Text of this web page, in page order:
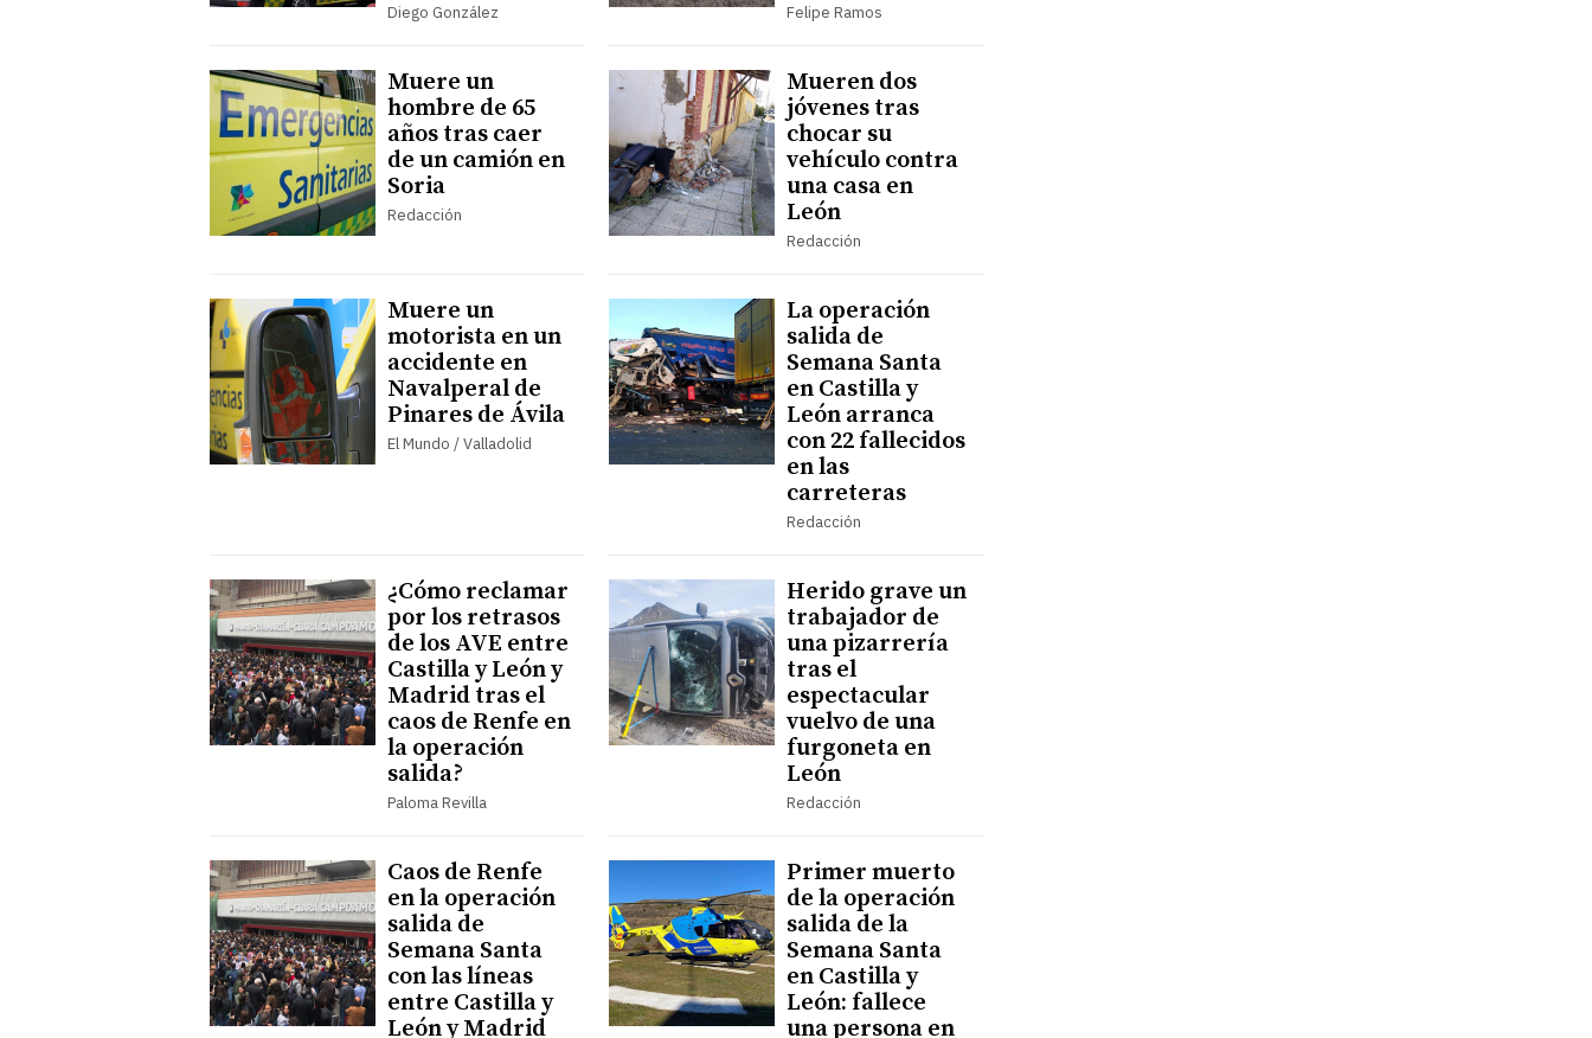
Diego González Felipe Ramos
Muere un
hombre de 65
años tras caer
de un camión en
Soria
Redacción
Mueren dos
jóvenes tras
chocar su
vehículo contra
una casa en
León
Redacción
Muere un
motorista en un
accidente en
Navalperal de
Pinares de Ávila
El Mundo / Valladolid
La operación
salida de
Semana Santa
en Castilla y
León arranca
con 22 fallecidos
en las
carreteras
Redacción
¿Cómo reclamar
por los retrasos
de los AVE entre
Castilla y León y
Madrid tras el
caos de Renfe en
la operación
salida?
Paloma Revilla
Herido grave un
trabajador de
una pizarrería
tras el
espectacular
vuelvo de una
furgoneta en
León
Redacción
Caos de Renfe
en la operación
salida de
Semana Santa
con las líneas
entre Castilla y
León y Madrid
Primer muerto
de la operación
salida de la
Semana Santa
en Castilla y
León: fallece
una persona en